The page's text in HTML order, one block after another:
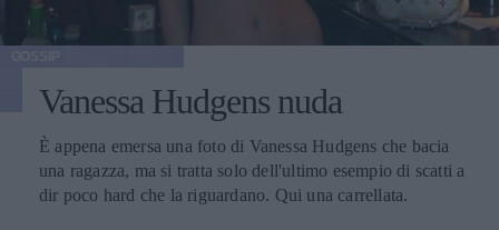
Vanessa Hudgens nuda
È appena emersa una foto di Vanessa Hudgens che bacia
una ragazza, ma si tratta solo dell'ultimo esempio di scatti a
dir poco hard che la riguardano. Qui una carrellata.